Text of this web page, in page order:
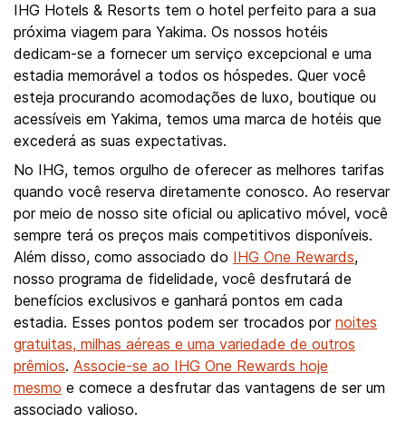
IHG Hotels & Resorts tem o hotel perfeito para a sua
próxima viagem para Yakima. Os nossos hotéis
dedicam-se a fornecer um serviço excepcional e uma
estadia memorável a todos os hóspedes. Quer você
esteja procurando acomodações de luxo, boutique ou
acessíveis em Yakima, temos uma marca de hotéis que
excederá as suas expectativas.
No IHG, temos orgulho de oferecer as melhores tarifas
quando você reserva diretamente conosco. Ao reservar
por meio de nosso site oficial ou aplicativo móvel, você
sempre terá os preços mais competitivos disponíveis.
Além disso, como associado do IHG One Rewards,
nosso programa de fidelidade, você desfrutará de
benefícios exclusivos e ganhará pontos em cada
estadia. Esses pontos podem ser trocados por noites
gratuitas, milhas aéreas e uma variedade de outros
prêmios. Associe-se ao IHG One Rewards hoje
mesmo e comece a desfrutar das vantagens de ser um
associado valioso.